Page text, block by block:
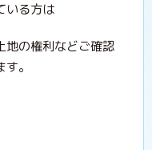
いる方は
地の権利などご確認
。